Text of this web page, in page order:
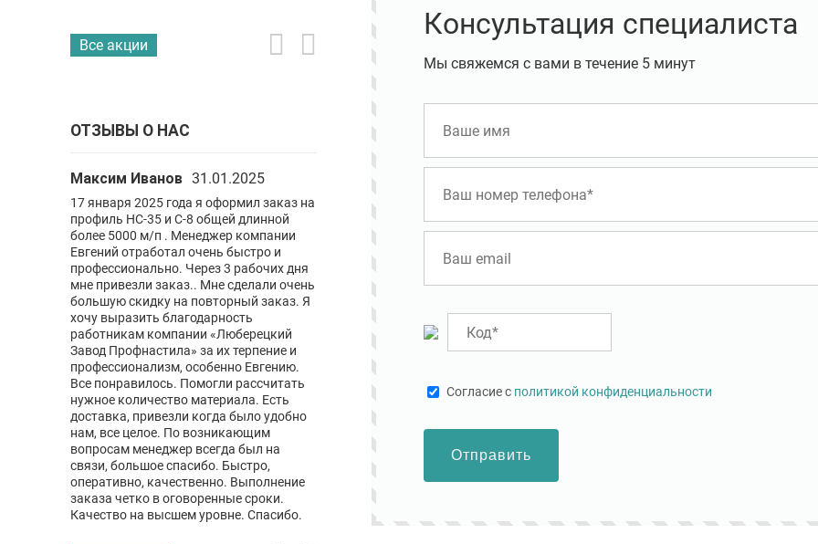
Все акции
ОТЗЫВЫ О НАС
Максим Иванов 31.01.2025
17 января 2025 года я оформил заказ на
профиль НС-35 и С-8 общей длинной
более 5000 м/п . Менеджер компании
Евгений отработал очень быстро и
профессионально. Через 3 рабочих дня
мне привезли заказ.. Мне сделали очень
большую скидку на повторный заказ. Я
хочу выразить благодарность
работникам компании «Люберецкий
Завод Профнастила» за их терпение и
профессионализм, особенно Евгению.
Все понравилось. Помогли рассчитать
нужное количество материала. Есть
доставка, привезли когда было удобно
нам, все целое. По возникающим
вопросам менеджер всегда был на
связи, большое спасибо. Быстро,
оперативно, качественно. Выполнение
заказа четко в оговоренные сроки.
Качество на высшем уровне. Спасибо.
Давид С
Ребята крутые настоящие профи своего
дело !! Ни разу не пожалел что
обратился именно к вам, все прошло
успешно и без каких либо проблем,
желаю успехов вам, спасибо большое
Покупали профнастил н75 и н114,
команда профессионалов! просил
сделать большой объем за один день,
буду обращаться.
Консультация специалиста
Мы свяжемся с вами в течение 5 минут
Cогласие с политикой конфиденциальности
Отправить